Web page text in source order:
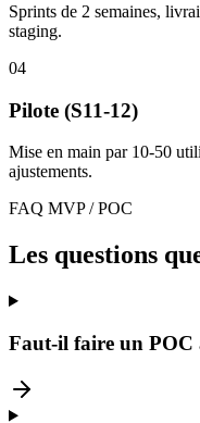
Sprints de 2 semaines,
staging.
04
Pilote (S11-12)
Mise en main par 10-50
ajustements.
FAQ MVP / POC
Les questions
Faut-il faire un